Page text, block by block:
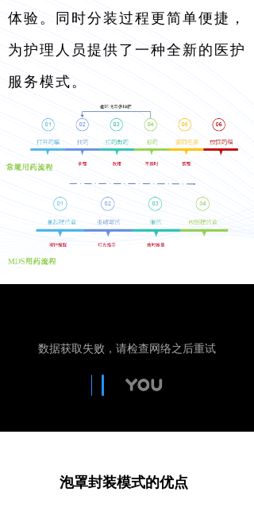
体验。
同时分装过程更简单便捷，
为护理人员提供了一种全新的医护
服务模式。
泡罩封装模式的优点